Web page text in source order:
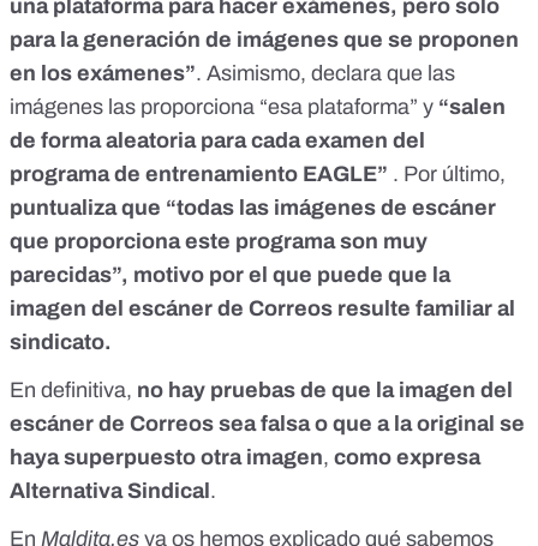
una plataforma para hacer exámenes, pero solo
para la generación de imágenes que se proponen
en los exámenes”. Asimismo, declara que las
imágenes las proporciona “esa plataforma” y “salen
de forma aleatoria para cada examen del
programa de entrenamiento EAGLE” . Por último,
puntualiza que “todas las imágenes de escáner
que proporciona este programa son muy
parecidas”, motivo por el que puede que la
imagen del escáner de Correos resulte familiar al
sindicato.
En definitiva, no hay pruebas de que la imagen del
escáner de Correos sea falsa o que a la original se
haya superpuesto otra imagen, como expresa
Alternativa Sindical .
En Maldita.es ya os hemos explicado qué sabemos